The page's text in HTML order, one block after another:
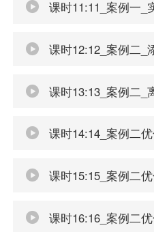
课时11:11_案例一_实现同
课时12:12_案例二_添加
课时13:13_案例二_离线读取mysql数
课时14:14_案例二优化_修改数
课时15:15_案例二优化_写
课时16:16_案例二优化_修改文件名